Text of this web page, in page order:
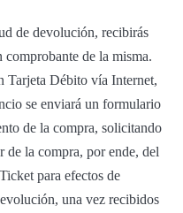
de devolución, recibirás
de la misma.
Tarjeta Débito vía Internet,
se enviará un formulario
de la compra, solicitando
de la compra, por ende, del
para efectos de
una vez recibidos